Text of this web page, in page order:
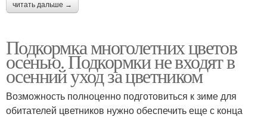
читать дальше →
Подкормка многолетних цветов
осенью. Подкормки не входят в
осенний уход за цветником
Возможность полноценно подготовиться к зиме для
обитателей цветников нужно обеспечить еще с конца